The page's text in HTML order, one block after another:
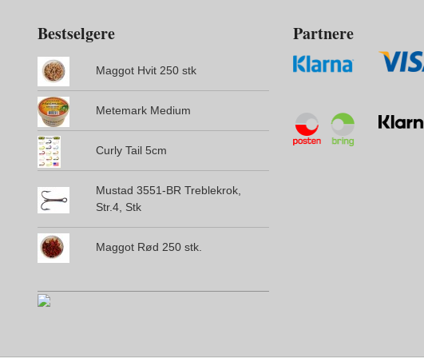
Bestselgere
Maggot Hvit 250 stk
Metemark Medium
Curly Tail 5cm
Mustad 3551-BR Treblekrok,
Str.4, Stk
Maggot Rød 250 stk.
Partnere